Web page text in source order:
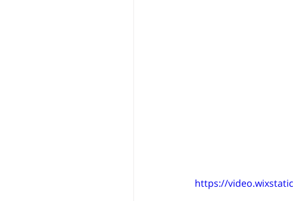
https://